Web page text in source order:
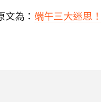
為： 端午三大迷思